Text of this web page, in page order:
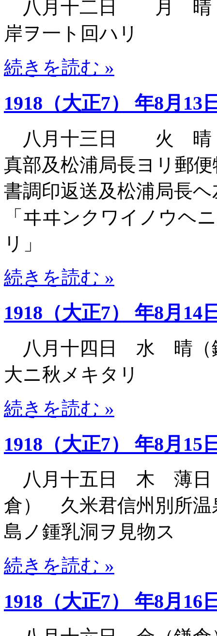
八月十二日 月 晴（
岸ヲ一ト回ハリ
続きを読む »
1918（大正7） 年8月13
八月十三日 火 晴（
真部及松浦局長ヨリ郵
書調印返送及松浦局長
「ヰヰンクワイノウヘ
リ」
続きを読む »
1918（大正7） 年8月14
八月十四日 水 晴（
大ニ秋メキタリ
続きを読む »
1918（大正7） 年8月15
八月十五日 木 薄日
倉） 久米君信州別所
島ノ鍾乳洞ヲ見物ス
続きを読む »
1918（大正7） 年8月16